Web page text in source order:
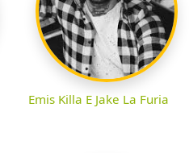
Emis Killa E Jake La Furia